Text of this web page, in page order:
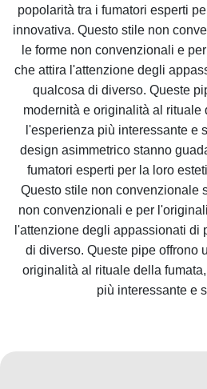
popolarità tra i fumatori esperti
innovativa. Questo stile non
le forme non convenzionali e
che attira l'attenzione degli
qualcosa di diverso. Queste
modernità e originalità al rituale
l'esperienza più interessante e
design asimmetrico stanno
fumatori esperti per la loro
Questo stile non convenzionale
non convenzionali e per
l'attenzione degli appassionati di
di diverso. Queste pipe offrono
originalità al rituale della
più interessante e